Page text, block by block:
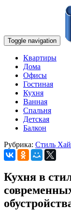
Toggle navigation
Квартиры
Дома
Офисы
Гостиная
Кухня
Ванная
Спальня
Детская
Балкон
Рубрика: Стиль
Кухня в